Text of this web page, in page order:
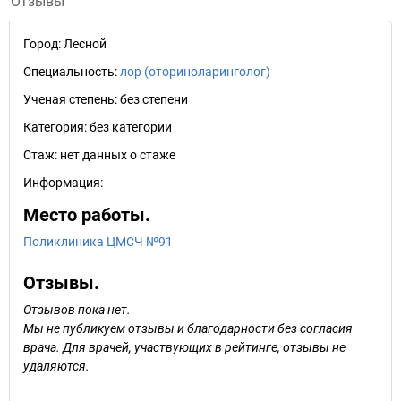
Город: Лесной
Специальность: лор (оториноларинголог)
Ученая степень:без степени
Категория:без категории
Стаж: нет данных о стаже
Информация:
Место работы.
Поликлиника ЦМСЧ №91
Отзывы.
Отзывов пока нет.
Мы не публикуем отзывы и благодарности без согласия
врача. Для врачей, участвующих в рейтинге, отзывы не
удаляются.